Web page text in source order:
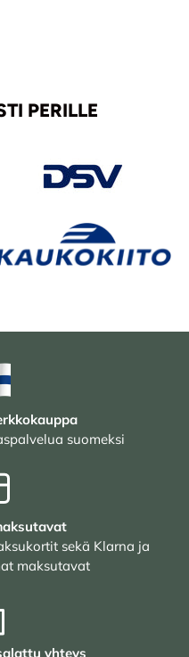
PERILLE
suomeksi
sekä Klarna ja
maksutavat
yhteys